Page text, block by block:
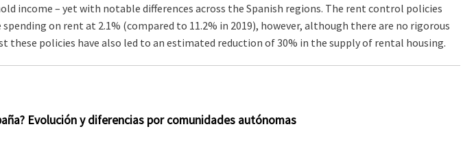
income – yet with notable differences across the Spanish regions. The rent control policies
on rent at 2.1% (compared to 11.2% in 2019), however, although there are no rigorous
these policies have also led to an estimated reduction of 30% in the supply of rental housing.
Evolución y diferencias por comunidades autónomas